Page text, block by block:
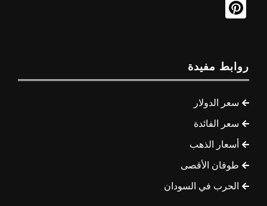
روابط مفيدة
سعر الدولار
سعر الفائدة
أسعار الذهب
طوفان الأقصى
الحرب في السودان